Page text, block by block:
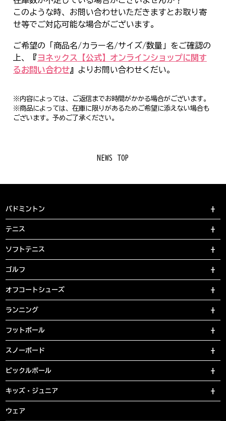
このような時、お問い合わせいただきますとお取り寄
せ等でご対応可能な場合がございます。
ご希望の「商品名/カラー名/サイズ/数量」をご確認の
上、
『ヨネックス【公式】オンラインショップに関す
るお問い合わせ』 よりお問い合わせくだい。
※内容によっては、ご返信までお時間がかかる場合がございます。
※商品によっては、在庫に限りがあるためご希望に添えない場合も
ございます。予めご了承ください。
NEWS TOP
バドミントン
テニス
ソフトテニス
ゴルフ
オフコートシューズ
ランニング
フットボール
スノーボード
ピックルボール
キッズ・ジュニア
ウェア